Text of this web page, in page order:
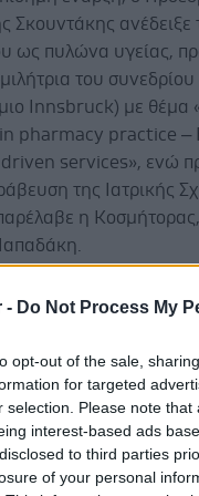
- Do Not Process My
opt-out of the sale,
for targeted
selection. Please note
interest-based ads
to third parties
of your personal
Σκουντάκης ανέδειξε
ως πυλώνα υγείας,
του
Innsbruck) με
pharmacy practice
services», ενώ
της Ιατρικής
η
Μαρία
του Ιδρύματος με τον
δια βίου
εισηγήσεις
πρακτικής, της